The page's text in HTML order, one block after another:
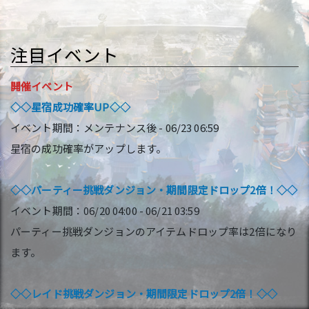
注目イベント
開催イベント
◇◇星宿成功確率UP◇◇
イベント期間：メンテナンス後 - 06/23 06:59
星宿の成功確率がアップします。
◇◇パーティー挑戦ダンジョン・期間限定ドロップ2倍！◇◇
イベント期間：06/20 04:00 - 06/21 03:59
パーティー挑戦ダンジョンのアイテムドロップ率は2倍になり
ます。
◇◇レイド挑戦ダンジョン・期間限定ドロップ2倍！◇◇